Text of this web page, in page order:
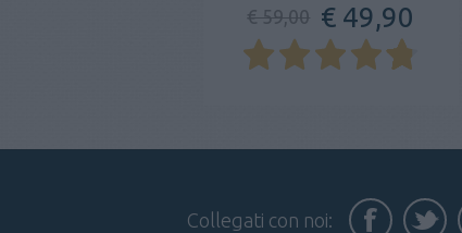
€ 59,00 € 49,90
Collegati con noi: